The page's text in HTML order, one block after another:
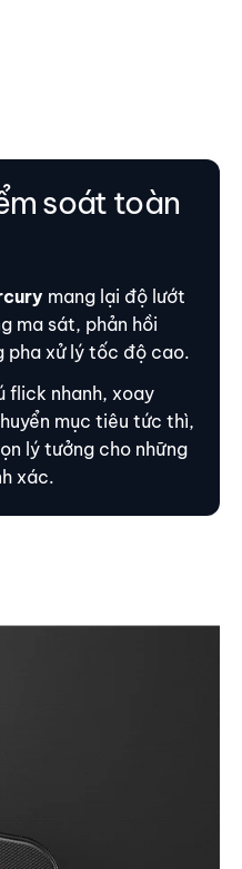
soát toàn
mang lại độ lướt
ma sát, phản hồi
pha xử lý tốc độ cao.
flick nhanh, xoay
mục tiêu tức thì,
lý tưởng cho những
xác.